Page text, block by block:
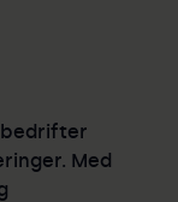
bedrifter
Med